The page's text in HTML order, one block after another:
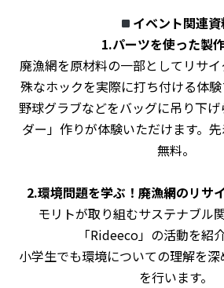
イベント関連
1.パーツを使った製
廃漁網を原材料の一部としてリサ
殊なホックを実際に打ち付ける体験
野球グラブなどをバッグに吊り下
ダー」作りが体験いただけます。
無料。
2.環境問題を学ぶ！廃漁網のリサ
モリトが取り組むサステナブル
「Rideeco」の活動を紹
小学生でも環境についての理解を
を行います。